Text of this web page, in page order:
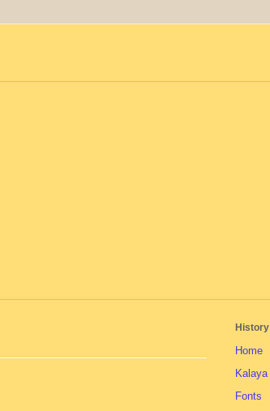
History
Home
Kalaya
Fonts